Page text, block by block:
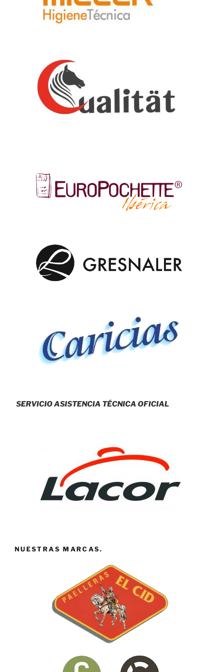
SERVICIO ASISTENCIA TÉCNICA OFICIAL
NUESTRAS MARCAS.